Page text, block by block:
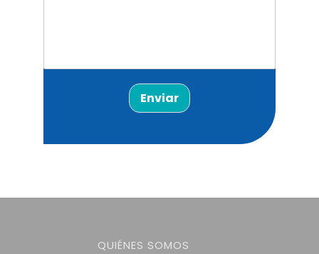
Enviar
QUIÉNES SOMOS